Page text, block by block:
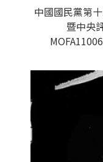
中國國民黨第
暨中央